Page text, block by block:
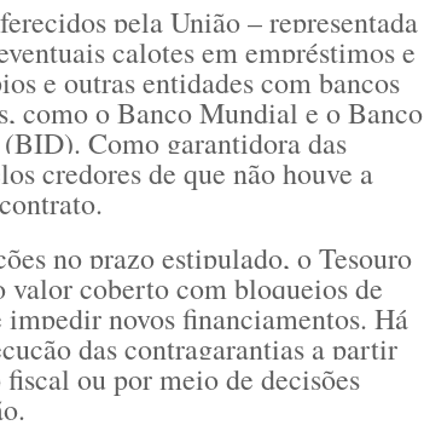
pela União – representada
calotes em empréstimos e
e outras entidades com bancos
como o Banco Mundial e o Banco
Como garantidora das
credores de que não houve a
no prazo estipulado, o Tesouro
valor coberto com bloqueios de
novos financiamentos. Há
das contragarantias a partir
ou por meio de decisões